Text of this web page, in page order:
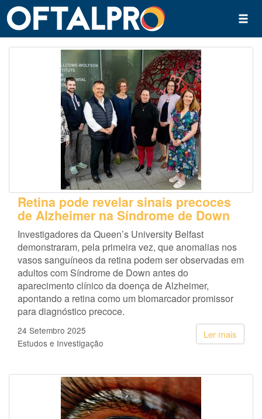
Retina pode revelar sinais precoces
de Alzheimer na Síndrome de Down
Investigadores da Queen’s University Belfast
demonstraram, pela primeira vez, que anomalias nos
vasos sanguíneos da retina podem ser observadas em
adultos com Síndrome de Down antes do
aparecimento clínico da doença de Alzheimer,
apontando a retina como um biomarcador promissor
para diagnóstico precoce.
Ler mais
24 Setembro 2025
Estudos e Investigação